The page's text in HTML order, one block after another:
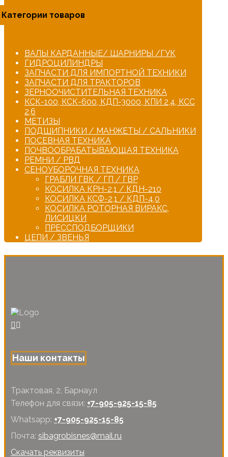
Категории товаров
ВАЛЫ КАРДАННЫЕ/ ШАРНИРЫ /ГУК
ГИДРОЦИЛИНДРЫ
ЗАПЧАСТИ ДЛЯ ИМПОРТНОЙ ТЕХНИКИ
ЗАПЧАСТИ ДЛЯ ТРАКТОРОВ
ЗЕРНООЧИСТИТЕЛЬНАЯ ТЕХНИКА
КСК-100, КСК-600, КДП-3000, КПИ 2,4, КСС
2,6
МЕТИЗЫ
ПОДШИПНИКИ / МАНЖЕТЫ / САЛЬНИКИ
ПОСЕВНАЯ ТЕХНИКА
ПОЧВООБРАБАТЫВАЮЩАЯ ТЕХНИКА
РЕМНИ / РВД
СЕНОУБОРОЧНАЯ ТЕХНИКА
ГРАБЛИ ГВК / ГП / ГВР
КОСИЛКА КРН-2,1 / КДН-210
КОСИЛКА КСФ-2,1 / КДП-4,0
КОСИЛКА РОТОРНАЯ ВИРАКС,
ЛИСИЦКИ
ПРЕССПОДБОРЩИКИ
ЦЕПИ / ЗВЕНЬЯ
Наши контакты
Трактовая, 2, Барнаул
Телефон для связи: +7-905-925-15-85
Whatsapp: +7-905-925-15-85
Почта: sibagrobisnes@mail.ru
Скачать реквизиты